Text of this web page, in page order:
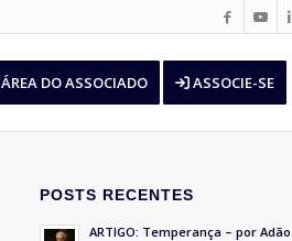
ÁREA DO ASSOCIADO ASSOCIE-SE
POSTS RECENTES
ARTIGO: Temperança – por Adão